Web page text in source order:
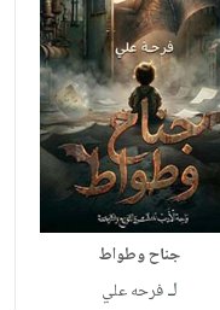
جناح وطواط
لـفرحه علي